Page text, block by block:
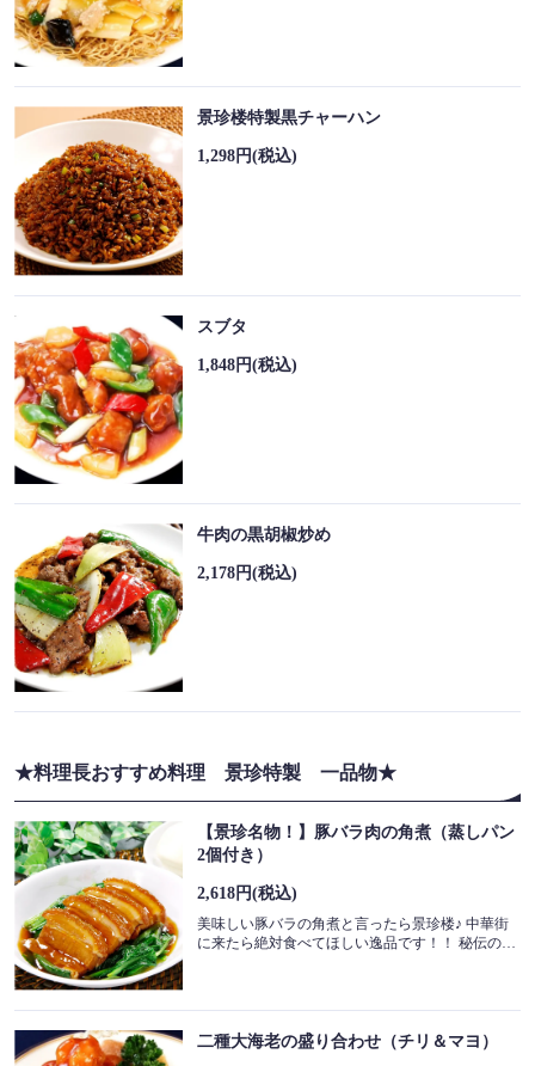
景珍楼特製黒チャーハン
1,298円(税込)
スブタ
1,848円(税込)
牛肉の黒胡椒炒め
2,178円(税込)
★料理長おすすめ料理 景珍特製 一品物★
【景珍名物！】豚バラ肉の角煮（蒸しパン
2個付き）
2,618円(税込)
美味しい豚バラの角煮と言ったら景珍楼♪ 中華街
に来たら絶対食べてほしい逸品です！！ 秘伝のタレとジューシーなお肉の絡みが最高☆
二種大海老の盛り合わせ（チリ＆マヨ）